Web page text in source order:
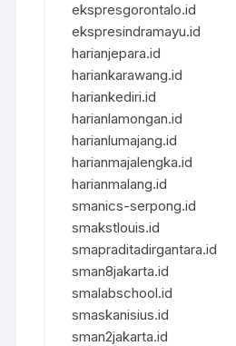
ekspresgorontalo.id
ekspresindramayu.id
harianjepara.id
hariankarawang.id
hariankediri.id
harianlamongan.id
harianlumajang.id
harianmajalengka.id
harianmalang.id
smanics-serpong.id
smakstlouis.id
smapraditadirgantara.id
sman8jakarta.id
smalabschool.id
smaskanisius.id
sman2jakarta.id